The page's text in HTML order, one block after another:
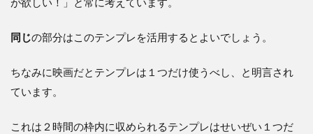
同じの部分はこのテンプレを活用するとよいでしょう。
ちなみに映画だとテンプレは１つだけ使うべし、と明言され
ています。
これは２時間の枠内に収められるテンプレはせいぜい１つだ